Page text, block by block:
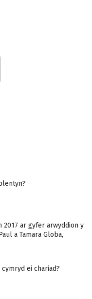
2017 ar gyfer arwyddion y
a Tamara Globa,
ei chariad?